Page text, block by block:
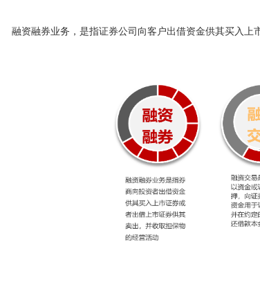
融资融券业务，是指证券公司向客户出借资金供其买入上